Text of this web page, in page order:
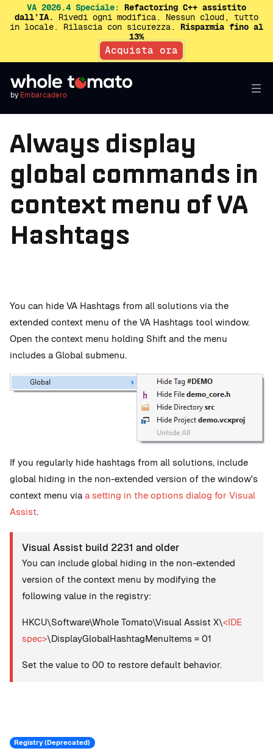
VA 2026.4 Speciale: Refactoring C++ assistito
dall’IA.
Rivedi ogni modifica. Nessun cloud, tutto
in locale. Rilascia con sicurezza. Risparmia fino al
13%
Acquista ora
by Embarcadero
Always display
global commands in
context menu of VA
Hashtags
You can hide VA Hashtags from all solutions via the
extended context menu of the VA Hashtags tool window.
Open the context menu holding Shift and the menu
includes a Global submenu.
If you regularly hide hashtags from all solutions, include
global hiding in the non-extended version of the window's
context menu via a setting in the options dialog for Visual
Assist.
Visual Assist build 2231 and older
You can include global hiding in the non-extended
version of the context menu by modifying the
following value in the registry:
HKCU\Software\Whole Tomato\Visual Assist X\<IDE
spec>\DisplayGlobalHashtagMenuItems = 01
Set the value to 00 to restore default behavior.
Registry (Deprecated)